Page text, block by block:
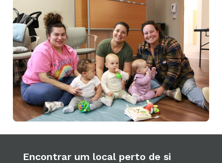
Encontrar um local perto de si